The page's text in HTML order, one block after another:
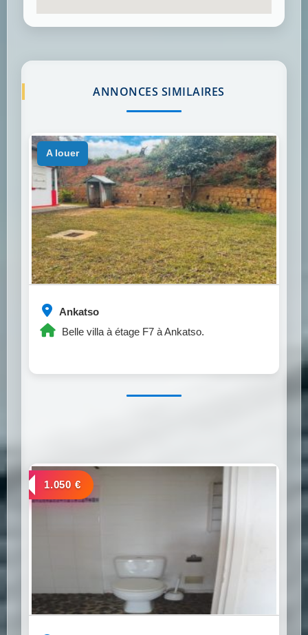
ANNONCES SIMILAIRES
Ankatso
Belle villa à étage F7 à Ankatso.
a louer
a louer
1.050 €